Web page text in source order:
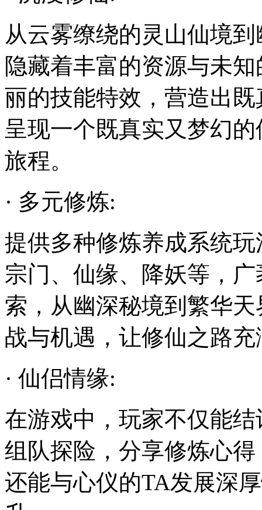
从云雾缭绕的灵山仙境
隐藏着丰富的资源与未
丽的技能特效，营造出
呈现一个既真实又梦幻
旅程。
· 多元修炼:
提供多种修炼养成系统
宗门、仙缘、降妖等，
索，从幽深秘境到繁华
战与机遇，让修仙之路
· 仙侣情缘:
在游戏中，玩家不仅能
组队探险，分享修炼心
还能与心仪的TA发展深